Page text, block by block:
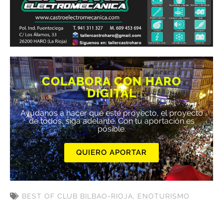
COLABORA CON HARO
DIGITAL
Ayúdanos a hacer que este proyecto, el proyecto
de todos, siga adelante. Con tu aportación es
posible.
QUIERO APORTAR
BEST OF CLUB BILBAO-RIOJA, ENOTURISMO